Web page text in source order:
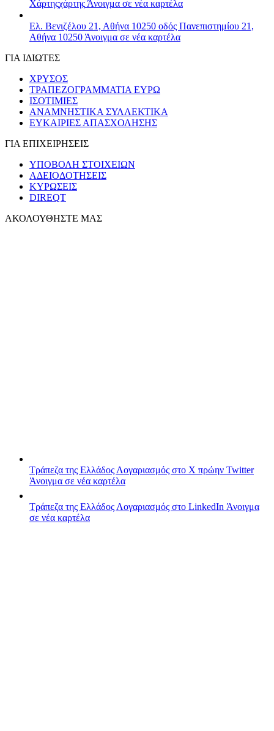
Χάρτηςχάρτης Άνοιγμα σε νέα καρτέλα
Ελ. Βενιζέλου 21, Αθήνα 10250 οδός Πανεπιστημίου 21,
Αθήνα 10250 Άνοιγμα σε νέα καρτέλα
ΓΙΑ ΙΔΙΩΤΕΣ
ΧΡΥΣΟΣ
ΤΡΑΠΕΖΟΓΡΑΜΜΑΤΙΑ ΕΥΡΩ
ΙΣΟΤΙΜΙΕΣ
ΑΝΑΜΝΗΣΤΙΚΑ ΣΥΛΛΕΚΤΙΚΑ
ΕΥΚΑΙΡΙΕΣ ΑΠΑΣΧΟΛΗΣΗΣ
ΓΙΑ ΕΠΙΧΕΙΡΗΣΕΙΣ
ΥΠΟΒΟΛΗ ΣΤΟΙΧΕΙΩΝ
ΑΔΕΙΟΔΟΤΗΣΕΙΣ
ΚΥΡΩΣΕΙΣ
DIREQT
ΑΚΟΛΟΥΘΗΣΤΕ ΜΑΣ
Τράπεζα της Ελλάδος Λογαριασμός στο X πρώην Twitter
Άνοιγμα σε νέα καρτέλα
Τράπεζα της Ελλάδος Λογαριασμός στο LinkedIn Άνοιγμα
σε νέα καρτέλα